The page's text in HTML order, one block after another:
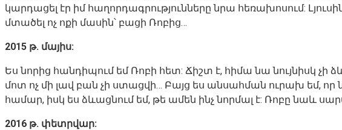
կարդացել էր իմ հաղորդագրությունները նրա հեռախոսում:
մտածել ոչ ոքի մասին՝ բացի Ռոբից…
2015 թ. մայիս:
Ես նորից հանդիպում եմ Ռոբի հետ: Ճիշտ է, հիմա նա նույնիսկ
մոտ ոչ մի լավ բան չի ստացվի… Բայց ես անսահման ուրախ եմ, որ
համար, իսկ ես ձևացնում եմ, թե ամեն ինչ նորմալ է: Ռոբը նաև
2016 թ. փետրվար: